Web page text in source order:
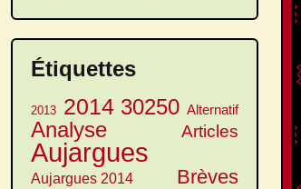
Étiquettes
2013 2014 30250 Alternatif
Analyse Articles
Aujargues
Aujargues 2014 Brèves